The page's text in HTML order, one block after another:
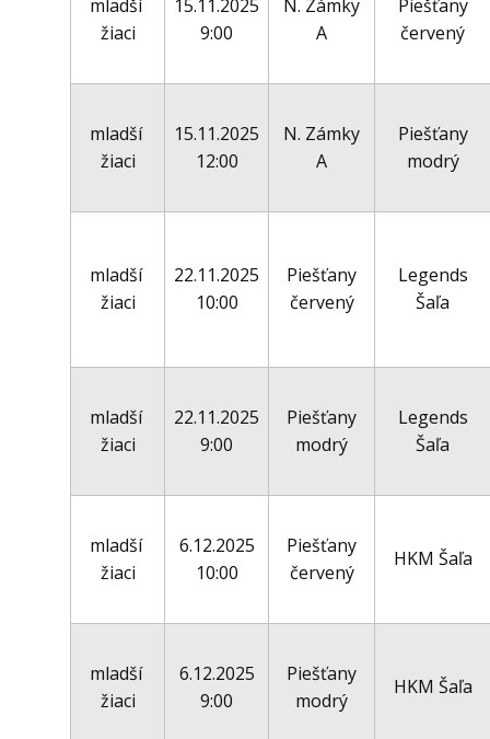
mladší
žiaci
15.11.2025
9:00
N. Zámky
A
Piešťany
červený
mladší
žiaci
15.11.2025
12:00
N. Zámky
A
Piešťany
modrý
mladší
žiaci
22.11.2025
10:00
Piešťany
červený
Legends
Šaľa
mladší
žiaci
22.11.2025
9:00
Piešťany
modrý
Legends
Šaľa
mladší
žiaci
6.12.2025
10:00
Piešťany
červený
HKM Šaľa
mladší
žiaci
6.12.2025
9:00
Piešťany
modrý
HKM Šaľa